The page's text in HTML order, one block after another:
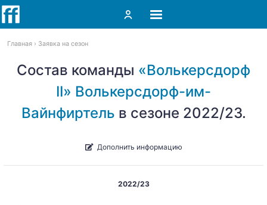
Главная Заявка на сезон
Состав команды «Волькерсдорф
II» Волькерсдорф-им-
Вайнфиртель в сезоне 2022/23.
Дополнить информацию
2022/23